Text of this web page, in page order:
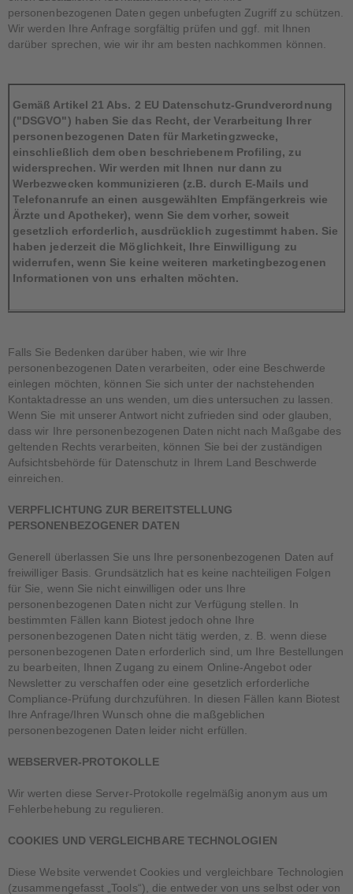
personenbezogenen Daten gegen unbefugten Zugriff zu schützen.
Wir werden Ihre Anfrage sorgfältig prüfen und ggf. mit Ihnen
darüber sprechen, wie wir ihr am besten nachkommen können.
Gemäß Artikel 21 Abs. 2 EU Datenschutz-Grundverordnung
("DSGVO") haben Sie das Recht, der Verarbeitung Ihrer
personenbezogenen Daten für Marketingzwecke,
einschließlich dem oben beschriebenem Profiling, zu
widersprechen. Wir werden mit Ihnen nur dann zu
Werbezwecken kommunizieren (z.B. durch E-Mails und
Telefonanrufe an einen ausgewählten Empfängerkreis wie
Ärzte und Apotheker), wenn Sie dem vorher, soweit
gesetzlich erforderlich, ausdrücklich zugestimmt haben. Sie
haben jederzeit die Möglichkeit, Ihre Einwilligung zu
widerrufen, wenn Sie keine weiteren marketingbezogenen
Informationen von uns erhalten möchten.
Falls Sie Bedenken darüber haben, wie wir Ihre
personenbezogenen Daten verarbeiten, oder eine Beschwerde
einlegen möchten, können Sie sich unter der nachstehenden
Kontaktadresse an uns wenden, um dies untersuchen zu lassen.
Wenn Sie mit unserer Antwort nicht zufrieden sind oder glauben,
dass wir Ihre personenbezogenen Daten nicht nach Maßgabe des
geltenden Rechts verarbeiten, können Sie bei der zuständigen
Aufsichtsbehörde für Datenschutz in Ihrem Land Beschwerde
einreichen.
VERPFLICHTUNG ZUR BEREITSTELLUNG
PERSONENBEZOGENER DATEN
Generell überlassen Sie uns Ihre personenbezogenen Daten auf
freiwilliger Basis. Grundsätzlich hat es keine nachteiligen Folgen
für Sie, wenn Sie nicht einwilligen oder uns Ihre
personenbezogenen Daten nicht zur Verfügung stellen. In
bestimmten Fällen kann Biotest jedoch ohne Ihre
personenbezogenen Daten nicht tätig werden, z. B. wenn diese
personenbezogenen Daten erforderlich sind, um Ihre Bestellungen
zu bearbeiten, Ihnen Zugang zu einem Online-Angebot oder
Newsletter zu verschaffen oder eine gesetzlich erforderliche
Compliance-Prüfung durchzuführen. In diesen Fällen kann Biotest
Ihre Anfrage/Ihren Wunsch ohne die maßgeblichen
personenbezogenen Daten leider nicht erfüllen.
WEBSERVER-PROTOKOLLE
Wir werten diese Server-Protokolle regelmäßig anonym aus um
Fehlerbehebung zu regulieren.
COOKIES UND VERGLEICHBARE TECHNOLOGIEN
Diese Website verwendet Cookies und vergleichbare Technologien
(zusammengefasst „Tools“), die entweder von uns selbst oder von